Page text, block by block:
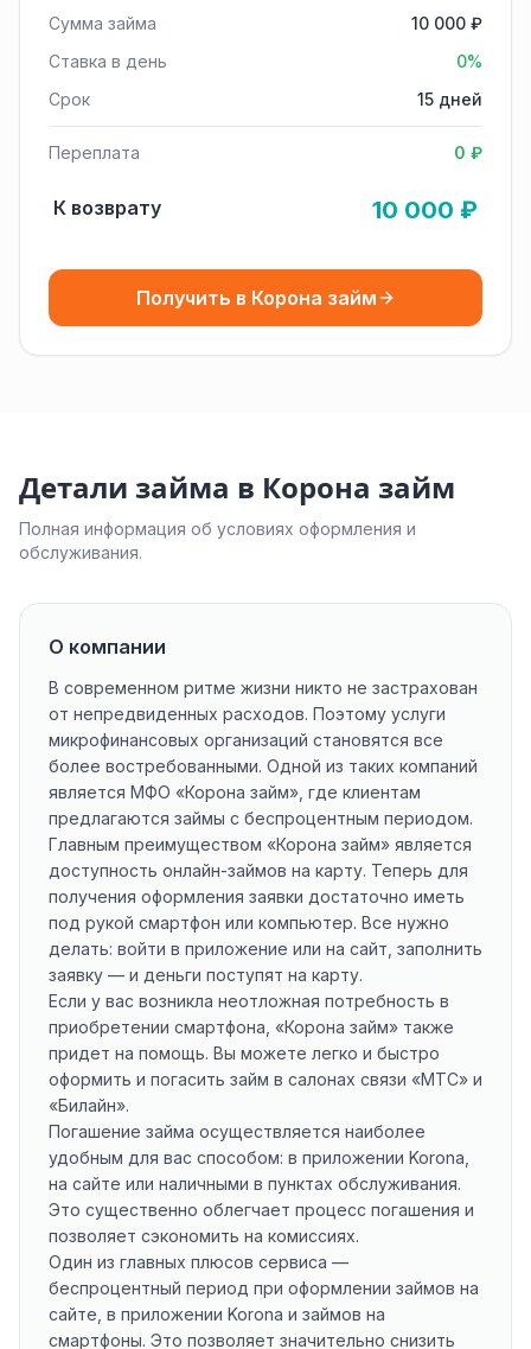
Сумма займа
10 000 ₽
Ставка в день
0%
Срок
15 дней
Переплата 0 ₽
К возврату 10 000 ₽
Получить в Корона займ
Детали займа в Корона займ
Полная информация об условиях оформления и
обслуживания.
О компании
В современном ритме жизни никто не застрахован
от непредвиденных расходов. Поэтому услуги
микрофинансовых организаций становятся все
более востребованными. Одной из таких компаний
является МФО «Корона займ», где клиентам
предлагаются займы с беспроцентным периодом.
Главным преимуществом «Корона займ» является
доступность онлайн-займов на карту. Теперь для
получения оформления заявки достаточно иметь
под рукой смартфон или компьютер. Все нужно
делать: войти в приложение или на сайт, заполнить
заявку — и деньги поступят на карту.
Если у вас возникла неотложная потребность в
приобретении смартфона, «Корона займ» также
придет на помощь. Вы можете легко и быстро
оформить и погасить займ в салонах связи «МТС» и
«Билайн».
Погашение займа осуществляется наиболее
удобным для вас способом: в приложении Korona,
на сайте или наличными в пунктах обслуживания.
Это существенно облегчает процесс погашения и
позволяет сэкономить на комиссиях.
Один из главных плюсов сервиса —
беспроцентный период при оформлении займов на
сайте, в приложении Korona и займов на
смартфоны. Это позволяет значительно снизить